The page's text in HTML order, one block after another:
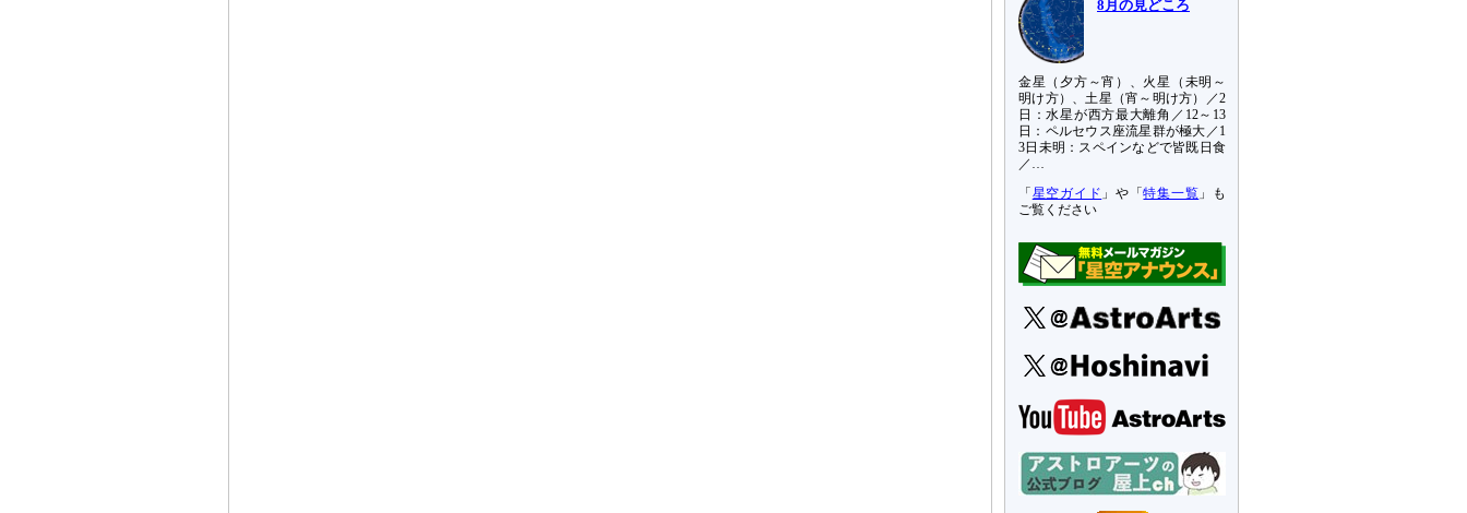
8月の見どころ
金星（夕方～宵）、火星（未明～
明け方）、土星（宵～明け方）／2
日：水星が西方最大離角／12～13
日：ペルセウス座流星群が極大／1
3日未明：スペインなどで皆既日食
／…
「 星空ガイド 」や「特集一覧 」も
ご覧ください